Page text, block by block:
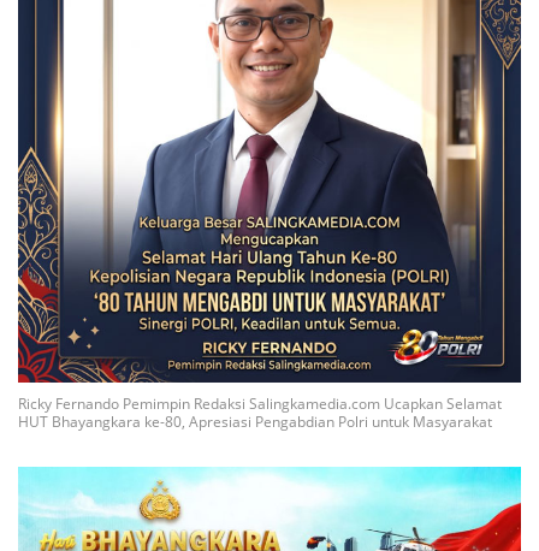
Ricky Fernando Pemimpin Redaksi Salingkamedia.com Ucapkan Selamat
HUT Bhayangkara ke-80, Apresiasi Pengabdian Polri untuk Masyarakat